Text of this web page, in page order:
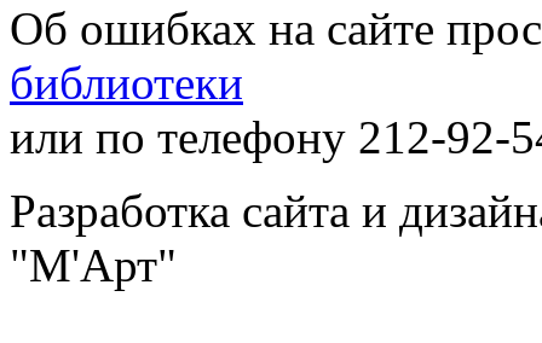
Об ошибках на сайте
библиотеки
или по телефону 212-92-
Разработка сайта и
"М'Арт"